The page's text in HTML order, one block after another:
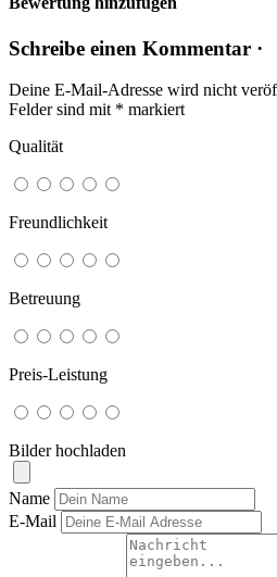
Schreibe einen Kommentar ·
Deine E-Mail-Adresse wird nicht
Felder sind mit * markiert
Qualität
Freundlichkeit
Betreuung
Preis-Leistung
Bilder hochladen
Name
E-Mail